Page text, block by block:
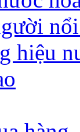
hiệu